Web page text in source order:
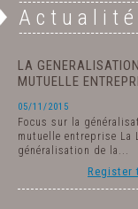
LA
MUTUELLE
05/11/2015
Focus sur la
mutuelle entreprise La
généralisation de la...
Register